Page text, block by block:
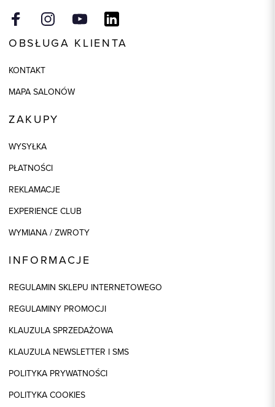
OBSŁUGA KLIENTA
KONTAKT
MAPA SALONÓW
ZAKUPY
WYSYŁKA
PŁATNOŚCI
REKLAMACJE
EXPERIENCE CLUB
WYMIANA / ZWROTY
INFORMACJE
REGULAMIN SKLEPU INTERNETOWEGO
REGULAMINY PROMOCJI
KLAUZULA SPRZEDAŻOWA
KLAUZULA NEWSLETTER I SMS
POLITYKA PRYWATNOŚCI
POLITYKA COOKIES